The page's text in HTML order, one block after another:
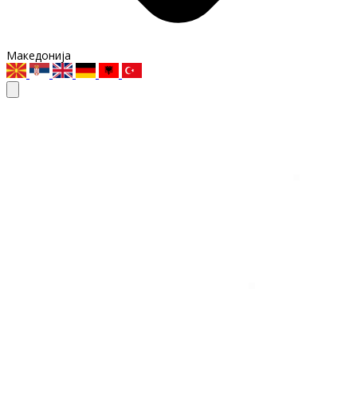
Македонија